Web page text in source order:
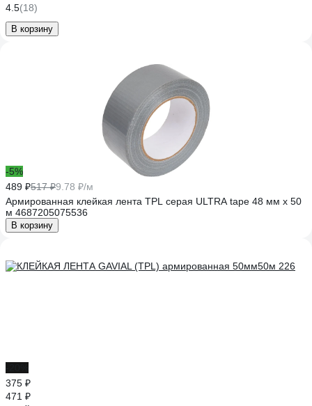
4.5(18)
В корзину
-5%
489 ₽517 ₽9.78 ₽/м
Армированная клейкая лента TPL серая ULTRA tape 48 мм x 50
м 4687205075536
В корзину
375 ₽
471 ₽